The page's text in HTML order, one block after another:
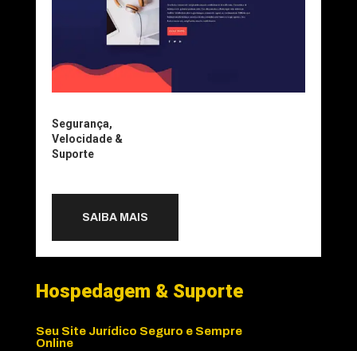
Segurança,
Velocidade &
Suporte
SAIBA MAIS
Hospedagem & Suporte
Seu Site Jurídico Seguro e Sempre
Online